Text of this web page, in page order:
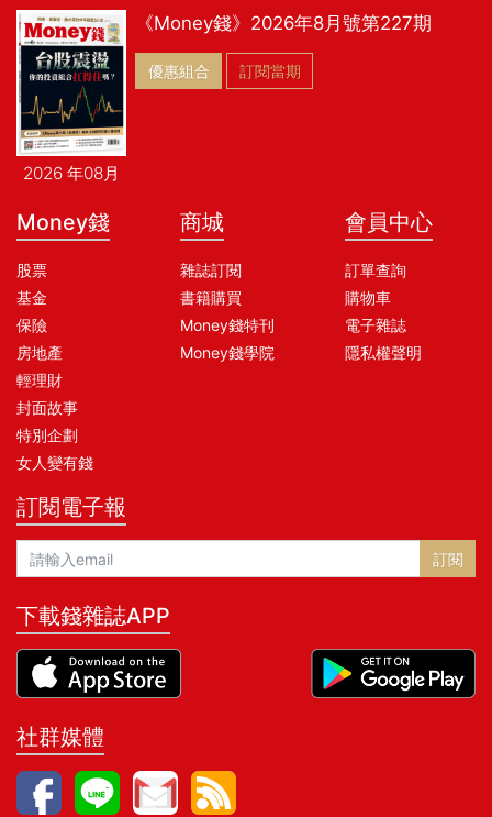
2026 年08月
《Money錢》2026年8月號第227期
優惠組合 訂閱當期
Money錢
股票
基金
保險
房地產
輕理財
封面故事
特別企劃
女人變有錢
商城
雜誌訂閱
書籍購買
Money錢特刊
Money錢學院
會員中心
訂單查詢
購物車
電子雜誌
隱私權聲明
訂閱電子報
訂閱
下載錢雜誌APP
社群媒體